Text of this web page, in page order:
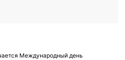
Международный день